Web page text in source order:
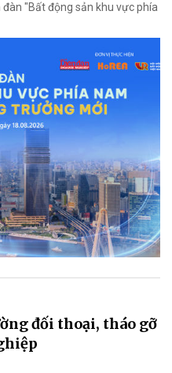
"Bất động sản khu vực phía
đối thoại, tháo gỡ